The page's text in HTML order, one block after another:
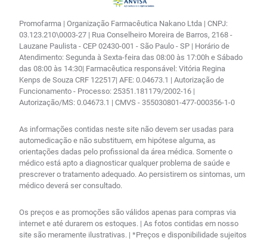
Promofarma | Organização Farmacêutica Nakano Ltda | CNPJ:
03.123.210\0003-27 | Rua Conselheiro Moreira de Barros, 2168 -
Lauzane Paulista - CEP 02430-001 - São Paulo - SP | Horário de
Atendimento: Segunda à Sexta-feira das 08:00 às 17:00h e Sábado
das 08:00 às 14:30| Farmacêutica responsável: Vitória Regina
Kenps de Souza CRF 122517| AFE: 0.04673.1 | Autorização de
Funcionamento - Processo: 25351.181179/2002-16 |
Autorização/MS: 0.04673.1 | CMVS - 355030801-477-000356-1-0
As informações contidas neste site não devem ser usadas para
automedicação e não substituem, em hipótese alguma, as
orientações dadas pelo profissional da área médica. Somente o
médico está apto a diagnosticar qualquer problema de saúde e
prescrever o tratamento adequado. Ao persistirem os sintomas, um
médico deverá ser consultado.
Os preços e as promoções são válidos apenas para compras via
internet e até durarem os estoques. | As fotos contidas em nosso
site são meramente ilustrativas. | *Preços e disponibilidade sujeitos